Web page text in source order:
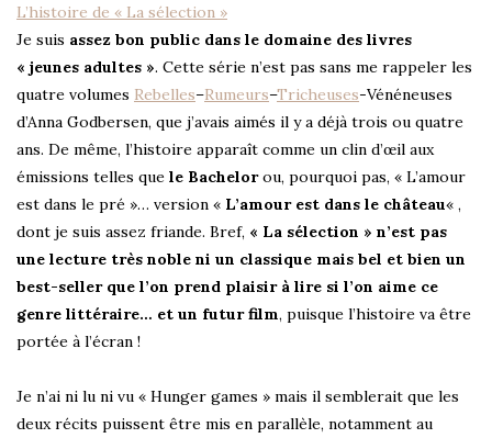
L’histoire de « La sélection »
Je suis assez bon public dans le domaine des livres
« jeunes adultes ». Cette série n’est pas sans me rappeler les
quatre volumes Rebelles–Rumeurs–Tricheuses-Vénéneuses
d’Anna Godbersen, que j’avais aimés il y a déjà trois ou quatre
ans. De même, l’histoire apparaît comme un clin d’œil aux
émissions telles que le Bachelorou, pourquoi pas, « L’amour
est dans le pré »… version « L’amour est dans le château« ,
dont je suis assez friande. Bref, « La sélection » n’est pas
une lecture très noble ni un classique mais bel et bien un
best-seller que l’on prend plaisir à lire si l’on aime ce
genre littéraire… et un futur film, puisque l’histoire va être
portée à l’écran !
Je n’ai ni lu ni vu « Hunger games » mais il semblerait que les
deux récits puissent être mis en parallèle, notamment au